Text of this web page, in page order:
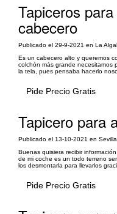
Tapiceros
cabecero
Publicado el 29-9-2021 en La
Es un cabecero alto y queremos
colchón más grande necesitamos
la tela, pues pensaba hacerlo
Pide Precio Gratis
Tapicero para
Publicado el 13-10-2021 en
Buenas quisiera recibir
de mi coche es un todo terreno
los desmontarla para llevarlos
Pide Precio Gratis